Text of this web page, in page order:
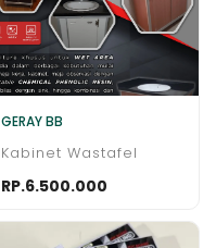
GERAY BB
Kabinet Wastafel
RP.6.500.000